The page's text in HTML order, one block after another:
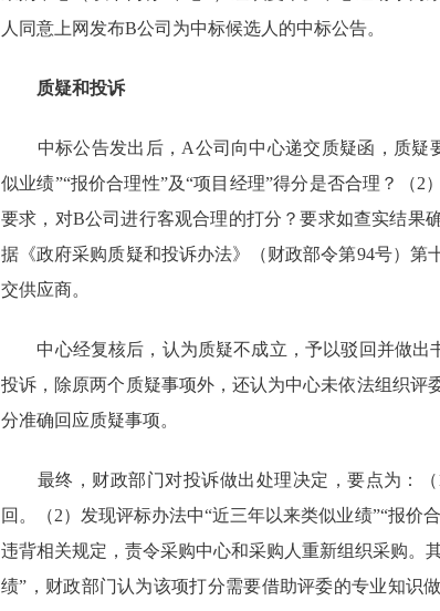
人同意上网发布B公司为中标候选人的中标公告。
质疑和投诉
中标公告发出后， A公司向中心递交质疑函，质疑
似业绩”“报价合理性”及“项目经理”得分是否合理？（2
要求，对B公司进行客观合理的打分？要求如查实结果
据《政府采购质疑和投诉办法》（财政部令第94号）第
交供应商。
中心经复核后，认为质疑不成立，予以驳回并做出
投诉，除原两个质疑事项外，还认为中心未依法组织评
分准确回应质疑事项。
最终，财政部门对投诉做出处理决定，要点为：（
回。（2）发现评标办法中“近三年以来类似业绩”“报价
违背相关规定，责令采购中心和采购人重新组织采购。
绩”，财政部门认为该项打分需要借助评委的专业知识